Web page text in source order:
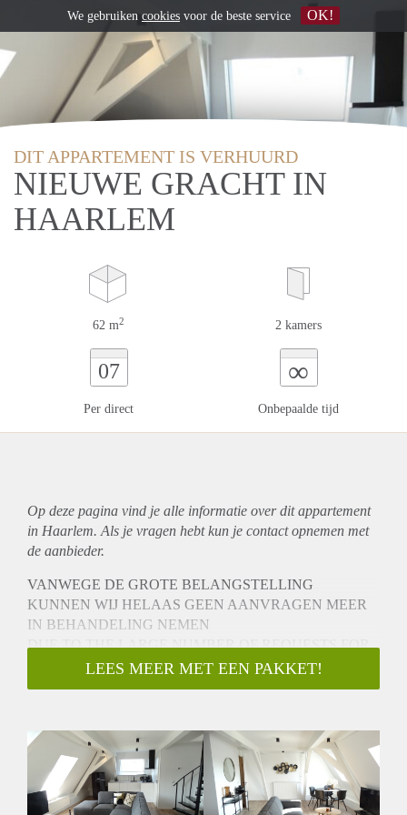
DIT APPARTEMENT IS VERHUURD
NIEUWE GRACHT IN
HAARLEM
62 m2 2 kamers
07
Per direct
∞
Onbepaalde tijd
Op deze pagina vind je alle informatie over ditappartement
in Haarlem. Als je vragen hebt kun je contact opnemen met
de aanbieder.
VANWEGE DE GROTE BELANGSTELLING
KUNNEN WIJ HELAAS GEEN AANVRAGEN MEER
IN BEHANDELING NEMEN
DUE TO THE LARGE NUMBER OF REQUESTS FOR
THIS PROPERTY WE ARE UNABLE TO RESPOND
TO NEW REQUESTS
hart van Haarlem met uitzicht over het water van de Nieuwe
Gracht. Het centraal station van Haarlem ligt op zeer korte
loopafstand en ook het bruisende centrum van Haarlem is op
steenworp afstand gelegen. De woning is voorzien van een
LEES MEER MET EEN PAKKET!
We gebruiken cookies voor de beste service OK!